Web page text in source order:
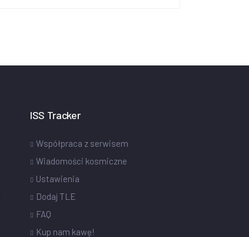
ISS Tracker
Współpraca z serwisem
Wiadomości kosmiczne
Ustawienia
Dodaj TLE
FAQ
Kup nam kawę!